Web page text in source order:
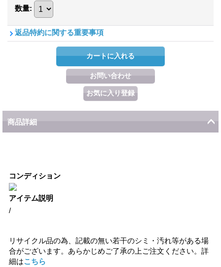
数量:
返品特約に関する重要事項
商品詳細
コンディション
アイテム説明
/
リサイクル品の為、記載の無い若干のシミ・汚れ等がある場
合がございます。あらかじめご了承の上ご注文ください。詳
細はこちら